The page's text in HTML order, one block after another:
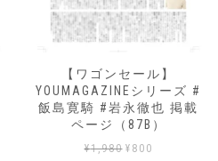
【ワゴンセール】
YOUMAGAZINEシリーズ #
飯島寛騎 #岩永徹也 掲載
ページ（87B）
¥1,980 元
¥ 800